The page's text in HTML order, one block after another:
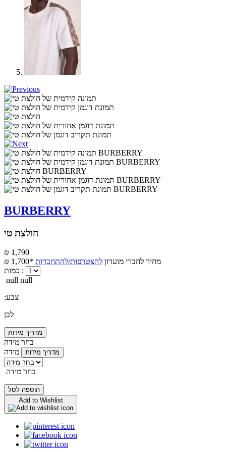
BURBERRY
חולצת טי
₪ 1,790
₪ 1,700*
מחיר לחברי מועדון להצטרפות/להתחברות
כמות :
null null
:צבע
לבן
מדריך מידות
בחר מידה
מידה
מדריך מידות
בחר מידה
הוספה לסל
Add to Wishlist